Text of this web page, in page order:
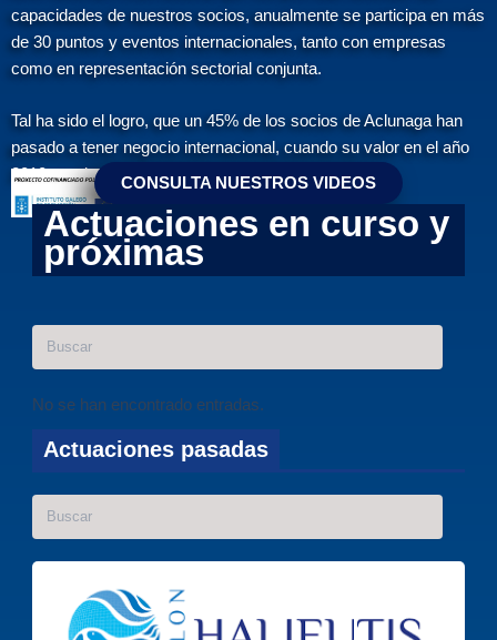
capacidades de nuestros socios, anualmente se participa en más
de 30 puntos y eventos internacionales, tanto con empresas
como en representación sectorial conjunta.
Tal ha sido el logro, que un 45% de los socios de Aclunaga han
pasado a tener negocio internacional, cuando su valor en el año
2010 era de sólo un 17%.CONSULTA NUESTROS VIDEOS
Actuaciones en curso y
próximas
No se han encontrado entradas.
Actuaciones pasadas